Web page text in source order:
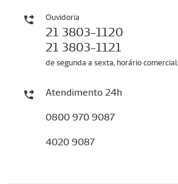
Ouvidoria
21 3803-1120
21 3803-1121
de segunda a sexta, horário comercial
Atendimento 24h
0800 970 9087
4020 9087